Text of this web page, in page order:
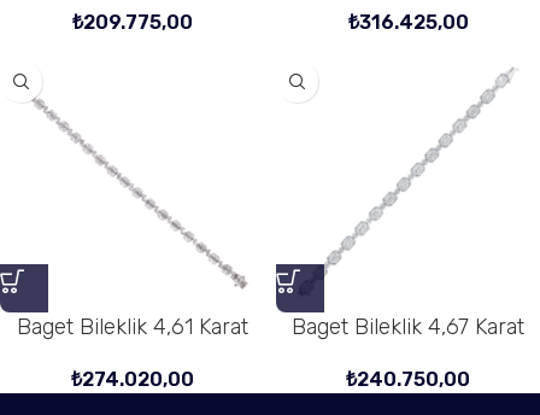
₺209.775,00 ₺316.425,00
Baget Bileklik 4,61 Karat
₺274.020,00
Baget Bileklik 4,67 Karat
₺240.750,00